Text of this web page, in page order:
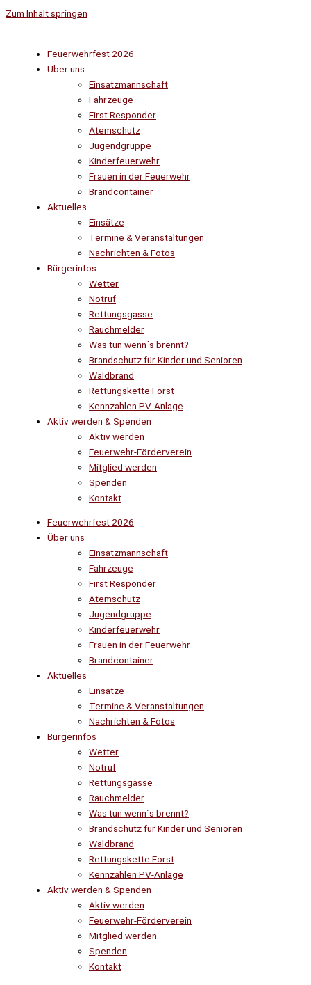
Zum Inhalt springen
Feuerwehrfest 2026
Über uns
Einsatzmannschaft
Fahrzeuge
First Responder
Atemschutz
Jugendgruppe
Kinderfeuerwehr
Frauen in der Feuerwehr
Brandcontainer
Aktuelles
Einsätze
Termine & Veranstaltungen
Nachrichten & Fotos
Bürgerinfos
Wetter
Notruf
Rettungsgasse
Rauchmelder
Was tun wenn´s brennt?
Brandschutz für Kinder und Senioren
Waldbrand
Rettungskette Forst
Kennzahlen PV-Anlage
Aktiv werden & Spenden
Aktiv werden
Feuerwehr-Förderverein
Mitglied werden
Spenden
Kontakt
Feuerwehrfest 2026
Über uns
Einsatzmannschaft
Fahrzeuge
First Responder
Atemschutz
Jugendgruppe
Kinderfeuerwehr
Frauen in der Feuerwehr
Brandcontainer
Aktuelles
Einsätze
Termine & Veranstaltungen
Nachrichten & Fotos
Bürgerinfos
Wetter
Notruf
Rettungsgasse
Rauchmelder
Was tun wenn´s brennt?
Brandschutz für Kinder und Senioren
Waldbrand
Rettungskette Forst
Kennzahlen PV-Anlage
Aktiv werden & Spenden
Aktiv werden
Feuerwehr-Förderverein
Mitglied werden
Spenden
Kontakt